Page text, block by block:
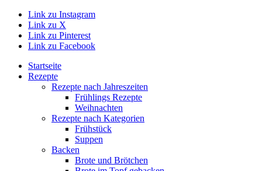
Link zu Instagram
Link zu X
Link zu Pinterest
Link zu Facebook
Startseite
Rezepte
Rezepte nach Jahreszeiten
Frühlings Rezepte
Weihnachten
Rezepte nach Kategorien
Frühstück
Suppen
Backen
Brote und Brötchen